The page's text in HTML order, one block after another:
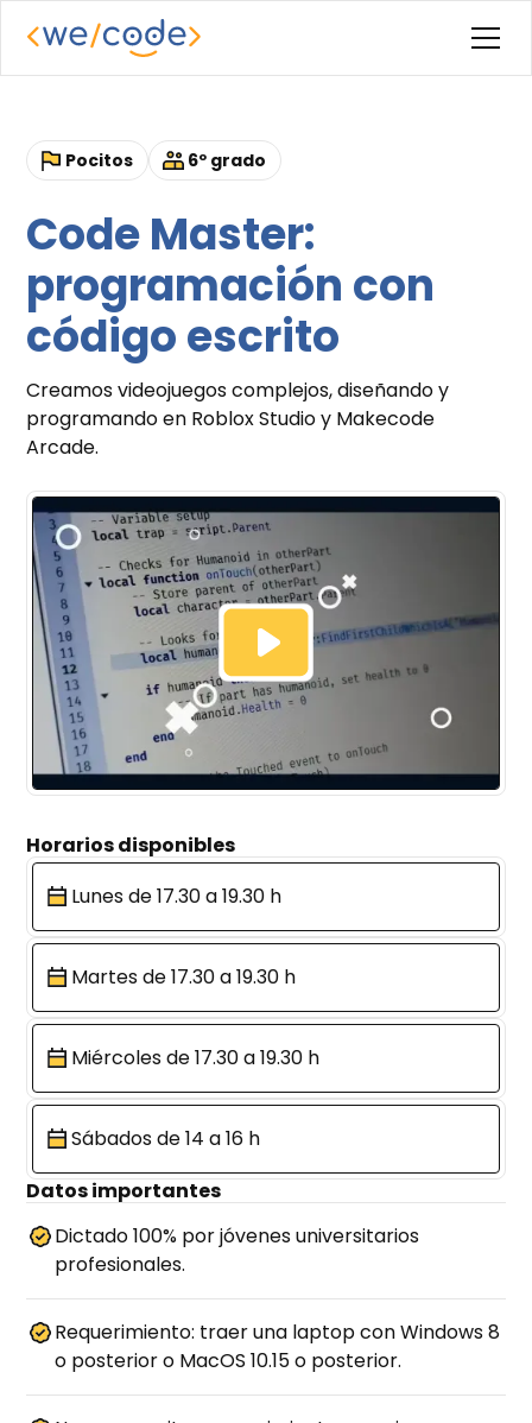
Pocitos 6º grado
Code Master:
programación con
código escrito
Creamos videojuegos complejos, diseñando y
programando en Roblox Studio y Makecode
Arcade.
Horarios disponibles
Lunes de 17.30 a 19.30 h
Martes de 17.30 a 19.30 h
Miércoles de 17.30 a 19.30 h
Sábados de 14 a 16 h
Datos importantes
Dictado 100% por jóvenes universitarios
profesionales.
Requerimiento: traer una laptop con Windows 8
o posterior o MacOS 10.15 o posterior.